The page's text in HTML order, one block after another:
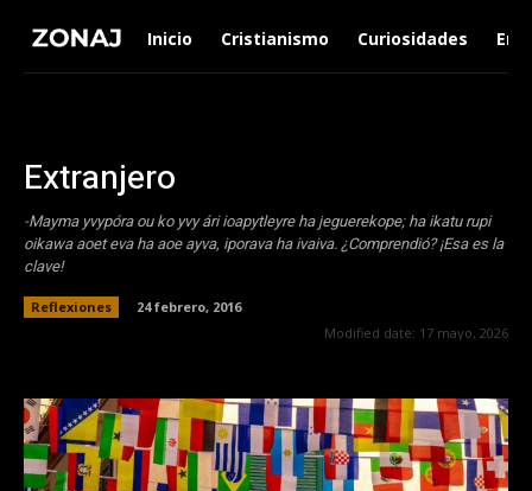
Inicio Cristianismo Curiosidades
Extranjero
-Mayma yvypóra ou ko yvy ári ioapytleyre ha jeguerekope; ha ikatu rupi
oikawa aoet eva ha aoe ayva, iporava ha ivaiva. ¿Comprendió? ¡Esa es la
clave!
Reflexiones
24 febrero, 2016
Modified date: 17 mayo, 2026